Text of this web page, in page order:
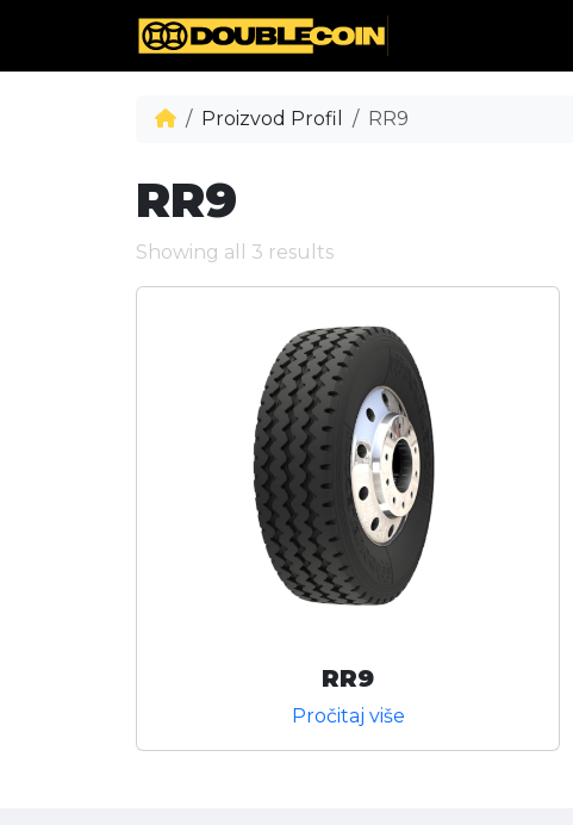
Proizvod Profil RR9
RR9
Showing all 3 results
RR9
Pročitaj više